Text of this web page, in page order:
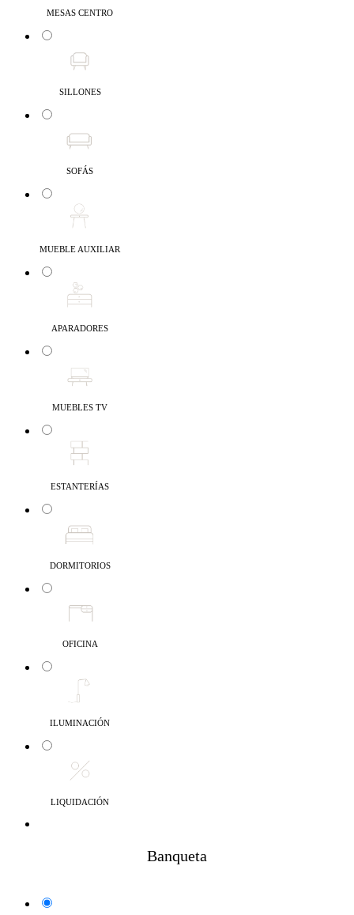
MESAS CENTRO
SILLONES
SOFÁS
MUEBLE AUXILIAR
APARADORES
MUEBLES TV
ESTANTERÍAS
DORMITORIOS
OFICINA
ILUMINACIÓN
LIQUIDACIÓN
Banqueta